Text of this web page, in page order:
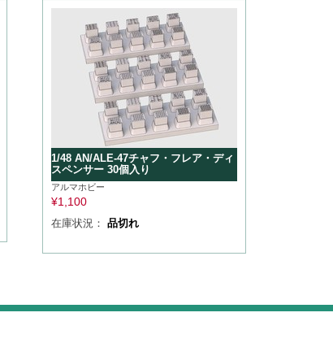
1/48 AN/ALE-47チャフ・フレア・ディ
スペンサー 30個入り
アルマホビー
¥1,100
在庫状況：品切れ